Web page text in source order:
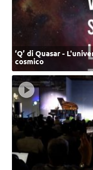
‘Q’ di Quasar -
cosmico